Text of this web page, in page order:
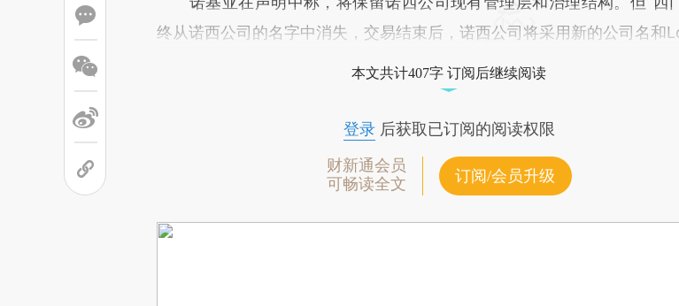
终从诺西公司的名字中消失，交易结束后，诺西公司将采用新的公司名和
本文共计407字 订阅后继续阅读
登录后获取已订阅的阅读权限
财新通会员
可畅读全文
订阅/会员升级